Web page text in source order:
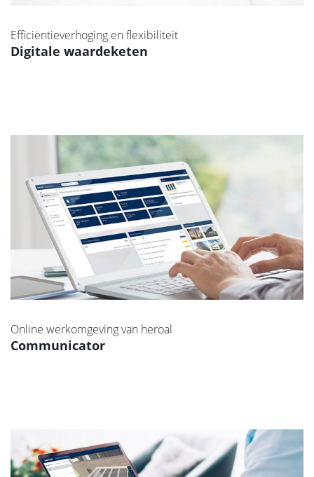
Efficiëntieverhoging en flexibiliteit
Digitale waardeketen
Online werkomgeving van heroal
Communicator